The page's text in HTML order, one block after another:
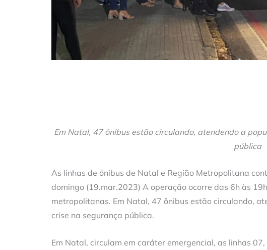
Em Natal, 47 ônibus estão circulando, atendendo a
pública
As linhas de ônibus de Natal e Região Metropolitana
domingo (19.mar.2023) A operação ocorre das 6h às
metropolitanas. Em Natal, 47 ônibus estão circulando,
crise na segurança pública.
Em Natal, circulam em caráter emergencial, as linhas